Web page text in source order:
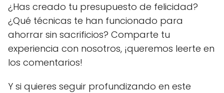
¿Has creado tu presupuesto de felicidad?
¿Qué técnicas te han funcionado para
ahorrar sin sacrificios? Comparte tu
experiencia con nosotros, ¡queremos leerte en
los comentarios!
Y si quieres seguir profundizando en este